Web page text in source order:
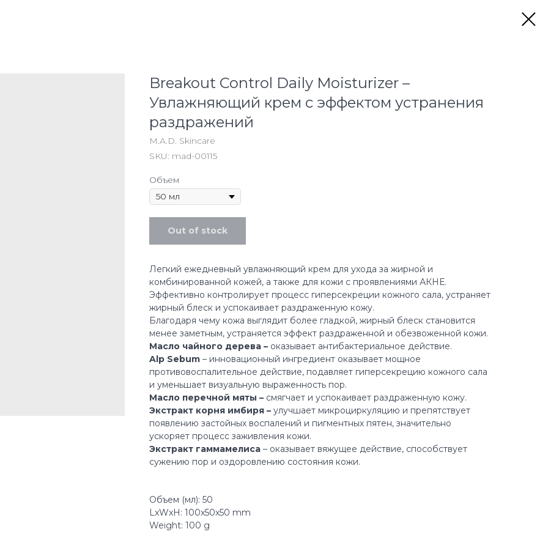
Breakout Control Daily Moisturizer –
Увлажняющий крем с эффектом устранения
раздражений
M.A.D. Skincare
SKU: mad-00115
Объем
Out of stock
Легкий ежедневный увлажняющий крем для ухода за жирной и
комбинированной кожей, а также для кожи с проявлениями АКНЕ.
Эффективно контролирует процесс гиперсекреции кожного сала, устраняет
жирный блеск и успокаивает раздраженную кожу.
Благодаря чему кожа выглядит более гладкой, жирный блеск становится
менее заметным, устраняется эффект раздраженной и обезвоженной кожи.
Масло чайного дерева – оказывает антибактериальное действие.
Alp Sebum – инновационный ингредиент оказывает мощное
противовоспалительное действие, подавляет гиперсекрецию кожного сала
и уменьшает визуальную выраженность пор.
Масло перечной мяты – смягчает и успокаивает раздраженную кожу.
Экстракт корня имбиря – улучшает микроциркуляцию и препятствует
появлению застойных воспалений и пигментных пятен, значительно
ускоряет процесс заживления кожи.
Экстракт гаммамелиса – оказывает вяжущее действие, способствует
сужению пор и оздоровлению состояния кожи.
Объем (мл): 50
LxWxH: 100x50x50 mm
Weight: 100 g